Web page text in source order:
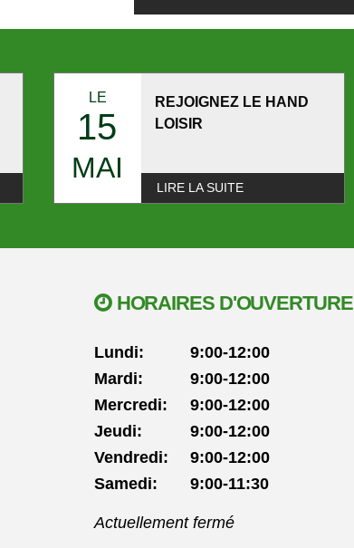
LE
15
MAI
REJOIGNEZ LE HAND
LOISIR
LIRE LA SUITE
HORAIRES D'OUVERTURE
Lundi:
9:00-12:00
Mardi:
9:00-12:00
Mercredi:
9:00-12:00
Jeudi:
9:00-12:00
Vendredi:
9:00-12:00
Samedi:
9:00-11:30
Actuellement ouvert
Actuellement fermé